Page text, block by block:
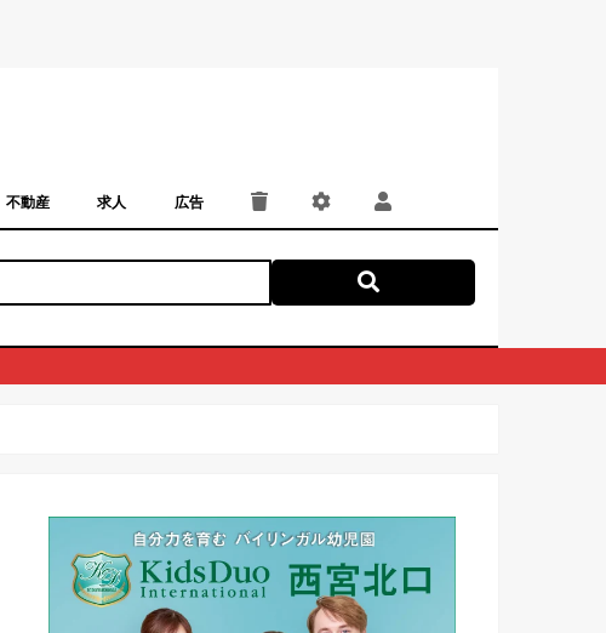
不動産 求人 広告